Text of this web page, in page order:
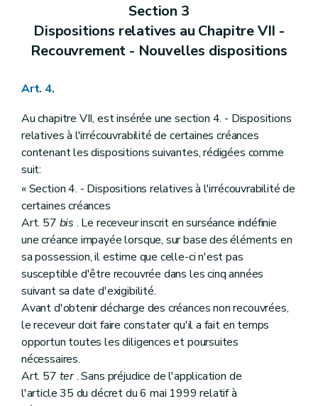
Section 3
Dispositions relatives au Chapitre VII -
Recouvrement - Nouvelles dispositions
Art. 4.
Au chapitre VII, est insérée une section 4. - Dispositions
relatives à l'irrécouvrabilité de certaines créances
contenant les dispositions suivantes, rédigées comme
suit:
« Section 4. - Dispositions relatives à l'irrécouvrabilité de
certaines créances
Art. 57 bis . Le receveur inscrit en surséance indéfinie
une créance impayée lorsque, sur base des éléments en
sa possession, il estime que celle-ci n'est pas
susceptible d'être recouvrée dans les cinq années
suivant sa date d'exigibilité.
Avant d'obtenir décharge des créances non recouvrées,
le receveur doit faire constater qu'il a fait en temps
opportun toutes les diligences et poursuites
nécessaires.
Art. 57 ter. Sans préjudice de l'application de
l'article 35 du décret du 6 mai 1999 relatif à